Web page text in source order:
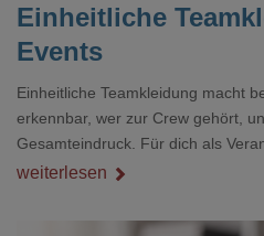
Einheitliche
Events
Einheitliche Teamkleidung macht
erkennbar, wer zur Crew gehört,
Gesamteindruck. Für dich als
Nebenthema: Bei Textilien mit
weiterlesen